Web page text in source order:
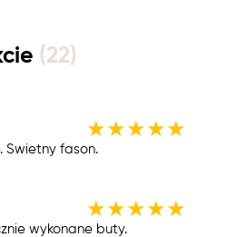
(22)
★★★★★
Swietny fason.
★★★★★
wykonane buty.